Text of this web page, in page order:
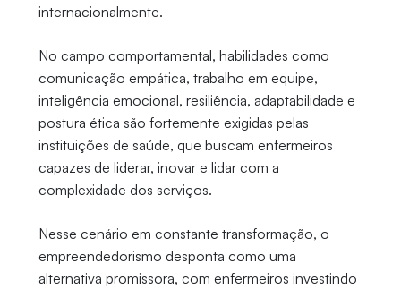
internacionalmente.
No campo comportamental, habilidades como
comunicação empática, trabalho em equipe,
inteligência emocional, resiliência, adaptabilidade e
postura ética são fortemente exigidas pelas
instituições de saúde, que buscam enfermeiros
capazes de liderar, inovar e lidar com a
complexidade dos serviços.
Nesse cenário em constante transformação, o
empreendedorismo desponta como uma
alternativa promissora, com enfermeiros investindo